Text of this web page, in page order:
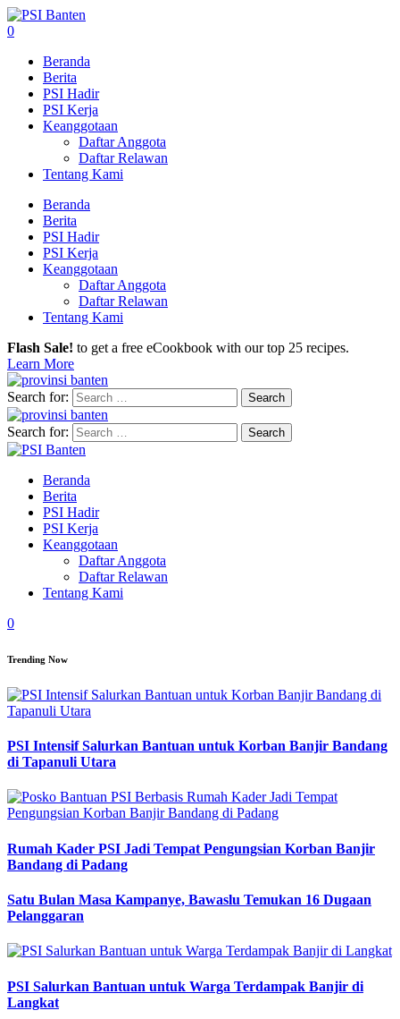
0
Beranda
Berita
PSI Hadir
PSI Kerja
Keanggotaan
Daftar Anggota
Daftar Relawan
Tentang Kami
Beranda
Berita
PSI Hadir
PSI Kerja
Keanggotaan
Daftar Anggota
Daftar Relawan
Tentang Kami
Flash Sale! to get a free eCookbook with our top 25 recipes.
Learn More
Search for:
Search for:
Beranda
Berita
PSI Hadir
PSI Kerja
Keanggotaan
Daftar Anggota
Daftar Relawan
Tentang Kami
0
Trending Now
PSI Intensif Salurkan Bantuan untuk Korban Banjir Bandang
di Tapanuli Utara
Rumah Kader PSI Jadi Tempat Pengungsian Korban Banjir
Bandang di Padang
Satu Bulan Masa Kampanye, Bawaslu Temukan 16 Dugaan
Pelanggaran
PSI Salurkan Bantuan untuk Warga Terdampak Banjir di
Langkat